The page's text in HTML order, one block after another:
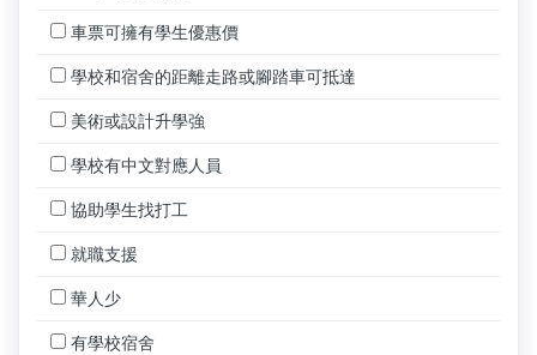
車票可擁有學生優惠價
學校和宿舍的距離走路或腳踏車可抵達
美術或設計升學強
學校有中文對應人員
協助學生找打工
就職支援
華人少
有學校宿舍